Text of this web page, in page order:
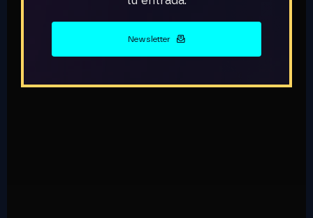
Newsletter